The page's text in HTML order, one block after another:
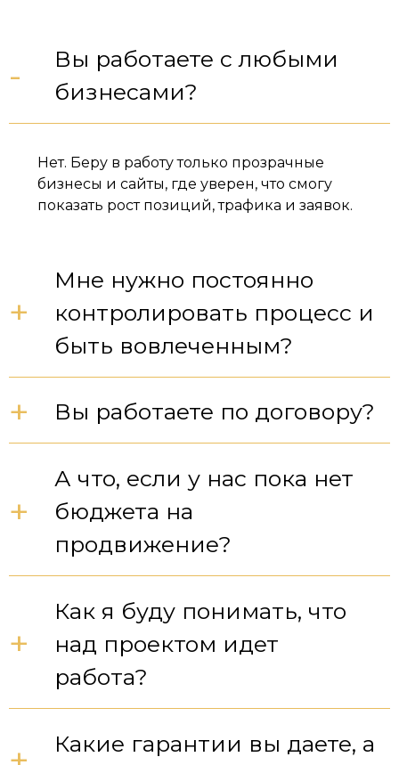
Вы работаете с любыми
бизнесами?
-
Нет. Беру в работу только прозрачные
бизнесы и сайты, где уверен, что смогу
показать рост позиций, трафика и заявок.
Мне нужно постоянно
контролировать процесс и
быть вовлеченным?
+
Вы работаете по договору?
+
А что, если у нас пока нет
бюджета на
продвижение?
+
Как я буду понимать, что
над проектом идет
работа?
+
Какие гарантии вы даете, а